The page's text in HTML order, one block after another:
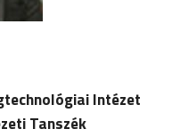
Intézet
Tanszék